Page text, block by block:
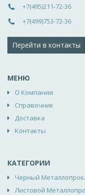
+7(495)211-72-36
+7(499)753-72-36
Перейти в контакты
МЕНЮ
О Компании
Справочник
Доставка
Контакты
КАТЕГОРИИ
Черный
Листовой